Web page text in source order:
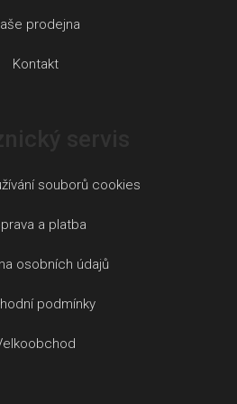
prodejna
Kontakt
souborů cookies
a platba
osobních údajů
podmínky